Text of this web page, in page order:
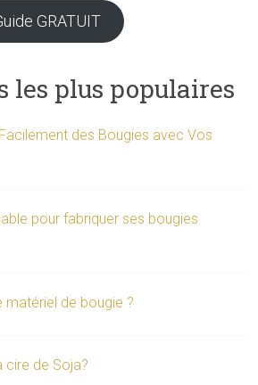
GRATUIT
les plus populaires
des Bougies avec Vos
pour fabriquer ses bougies
de bougie ?
cire de Soja?